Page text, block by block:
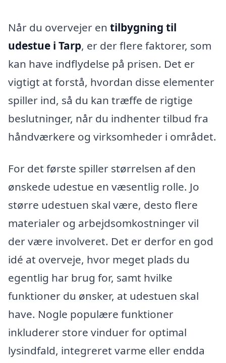
Når du overvejer en tilbygning til
udestue i Tarp, er der flere faktorer, som
kan have indflydelse på prisen. Det er
vigtigt at forstå, hvordan disse elementer
spiller ind, så du kan træffe de rigtige
beslutninger, når du indhenter tilbud fra
håndværkere og virksomheder i området.
For det første spiller størrelsen af den
ønskede udestue en væsentlig rolle. Jo
større udestuen skal være, desto flere
materialer og arbejdsomkostninger vil
der være involveret. Det er derfor en god
idé at overveje, hvor meget plads du
egentlig har brug for, samt hvilke
funktioner du ønsker, at udestuen skal
have. Nogle populære funktioner
inkluderer store vinduer for optimal
lysindfald, integreret varme eller endda